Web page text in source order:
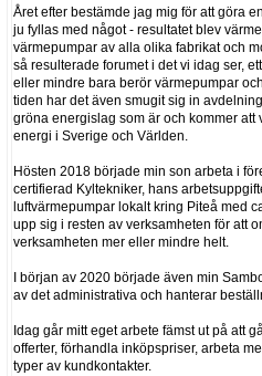
Året efter bestämde jag mig för att göra
ju fyllas med något - resultatet blev
värmepumpar av alla olika fabrikat och
så resulterade forumet i det vi idag ser,
eller mindre bara berör värmepumpar
tiden har det även smugit sig in
gröna energislag som är och kommer
energi i Sverige och Världen.
Hösten 2018 började min son arbeta i
certifierad Kyltekniker, hans
luftvärmepumpar lokalt kring Piteå med
upp sig i resten av verksamheten för att
verksamheten mer eller mindre helt.
I början av 2020 började även min
av det administrativa och hanterar
Idag går mitt eget arbete fämst ut på att
offerter, förhandla inköpspriser, arbeta
typer av kundkontakter.